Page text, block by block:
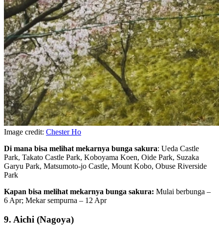
Image credit: Chester Ho
Di mana bisa melihat mekarnya bunga sakura: Ueda Castle
Park, Takato Castle Park, Koboyama Koen, Oide Park, Suzaka
Garyu Park, Matsumoto-jo Castle, Mount Kobo, Obuse Riverside
Park
Kapan bisa melihat mekarnya bunga sakura: Mulai berbunga –
6 Apr; Mekar sempurna – 12 Apr
9. Aichi (Nagoya)